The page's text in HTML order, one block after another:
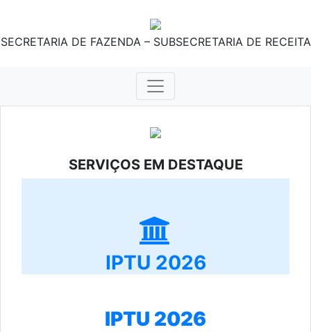
SECRETARIA DE FAZENDA – SUBSECRETARIA DE RECEITA
SERVIÇOS EM DESTAQUE
IPTU 2026
IPTU 2026